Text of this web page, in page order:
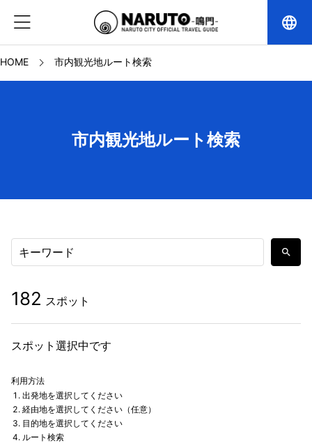
language
HOME 市内観光地ルート検索
市内観光地ルート検索
search
182 スポット
スポット選択中です
利用方法
出発地を選択してください
経由地を選択してください（任意）
目的地を選択してください
ルート検索